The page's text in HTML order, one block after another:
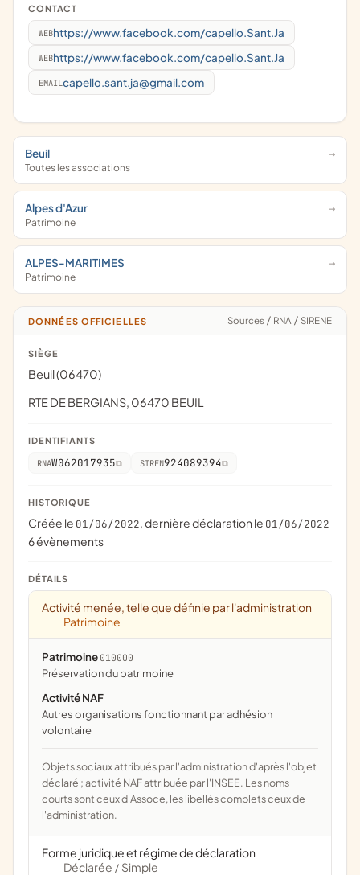
CONTACT
WEBhttps://www.facebook.com/capello.Sant.Ja
WEBhttps://www.facebook.com/capello.Sant.Ja
EMAIL capello.sant.ja@gmail.com
Beuil
Toutes les associations
Alpes d'Azur
Patrimoine
ALPES-MARITIMES
Patrimoine
DONNÉES OFFICIELLES Sources / RNA / SIRENE
SIÈGE
Beuil (06470)
RTE DE BERGIANS, 06470 BEUIL
IDENTIFIANTS
RNAW062017935 SIREN924089394
HISTORIQUE
Créée le 01/06/2022, dernière déclaration le 01/06/2022
6 évènements
DÉTAILS
Activité menée, telle que définie par l'administration
Patrimoine
Patrimoine 010000
préservation du patrimoine
Activité NAF
Autres organisations fonctionnant par adhésion
volontaire
Objets sociaux attribués par l'administration d'après l'objet
déclaré ; activité NAF attribuée par l'INSEE. Les noms
courts sont ceux d'Assoce, les libellés complets ceux de
l'administration.
Forme juridique et régime de déclaration
Déclarée / Simple